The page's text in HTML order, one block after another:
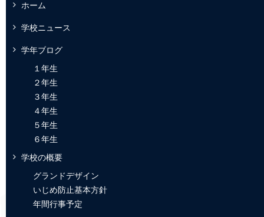
ホーム
学校ニュース
学年ブログ
１年生
２年生
３年生
４年生
５年生
６年生
学校の概要
グランドデザイン
いじめ防止基本方針
年間行事予定